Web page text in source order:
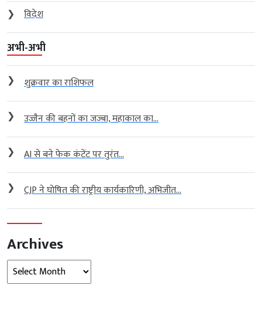
❯
विदेश
अभी-अभी
❯ शुक्रवार का राशिफल
❯ उज्जैन की बहनों का जज्बा, महाकाल का...
❯ AI से बने फेक कंटेंट पर तुरंत...
❯ CJP ने घोषित की राष्ट्रीय कार्यकारिणी, अभिजीत...
Archives
Archives